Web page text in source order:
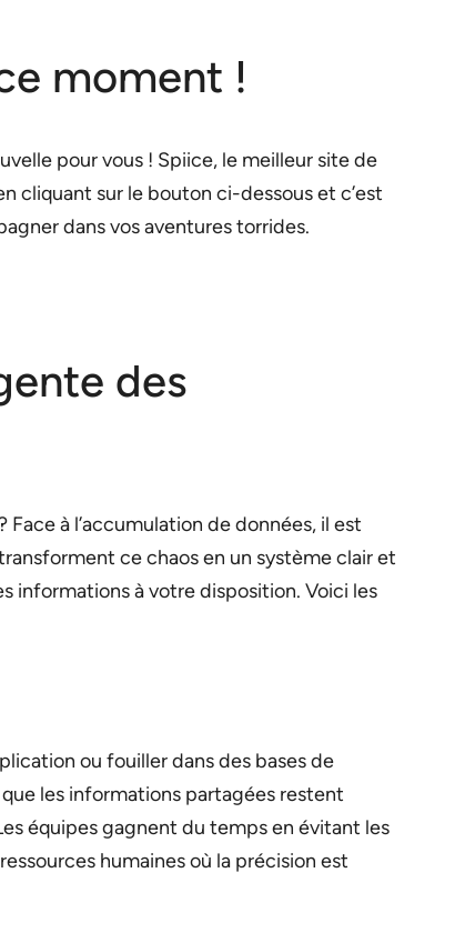
moment !
pour vous ! Spiice, le meilleur site de
cliquant sur le bouton ci-dessous et c’est
dans vos aventures torrides.
des
à l’accumulation de données, il est
ce chaos en un système clair et
à votre disposition. Voici les
ou fouiller dans des bases de
les informations partagées restent
équipes gagnent du temps en évitant les
humaines où la précision est